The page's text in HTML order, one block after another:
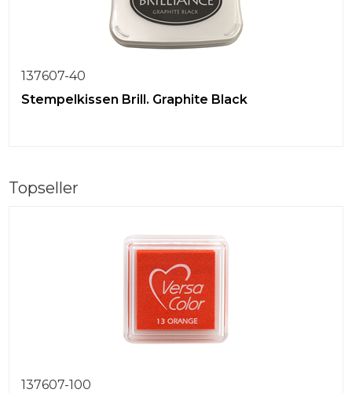
137607-40
Stempelkissen Brill. Graphite Black
Topseller
137607-100